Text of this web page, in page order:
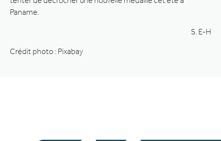
Paname.
S. E-H
Crédit photo : Pixabay